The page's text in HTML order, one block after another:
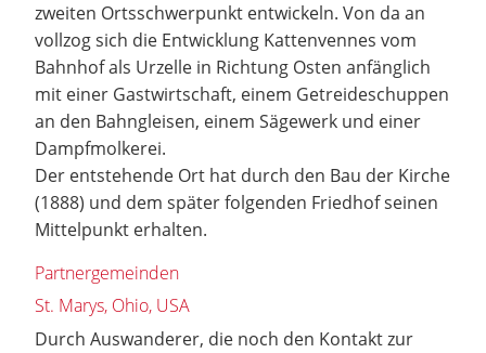
zweiten Ortsschwerpunkt entwickeln. Von da an
vollzog sich die Entwicklung Kattenvennes vom
Bahnhof als Urzelle in Richtung Osten anfänglich
mit einer Gastwirtschaft, einem Getreideschuppen
an den Bahngleisen, einem Sägewerk und einer
Dampfmolkerei.
Der entstehende Ort hat durch den Bau der Kirche
(1888) und dem später folgenden Friedhof seinen
Mittelpunkt erhalten.
Partnergemeinden
St. Marys, Ohio, USA
Durch Auswanderer, die noch den Kontakt zur